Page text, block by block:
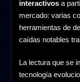
interactivos a
mercado: varias
herramientas de
caídas notables
La lectura que se
tecnología